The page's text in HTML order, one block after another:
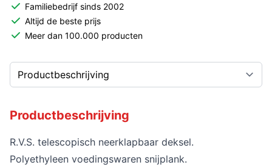
Familiebedrijf sinds 2002
Altijd de beste prijs
Meer dan 100.000 producten
Productbeschrijving
R.V.S. telescopisch neerklapbaar deksel.
Polyethyleen voedingswaren snijplank.